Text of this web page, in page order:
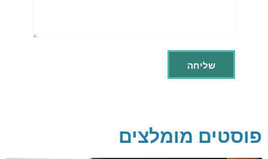
פוסטים מומלצים